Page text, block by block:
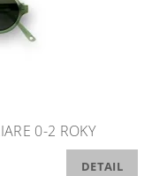
0-2 ROKY
DETAIL